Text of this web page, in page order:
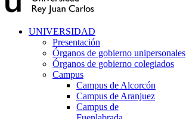
UNIVERSIDAD
Presentación
Órganos de gobierno unipersonales
Órganos de gobierno colegiados
Campus
Campus de Alcorcón
Campus de Aranjuez
Campus de